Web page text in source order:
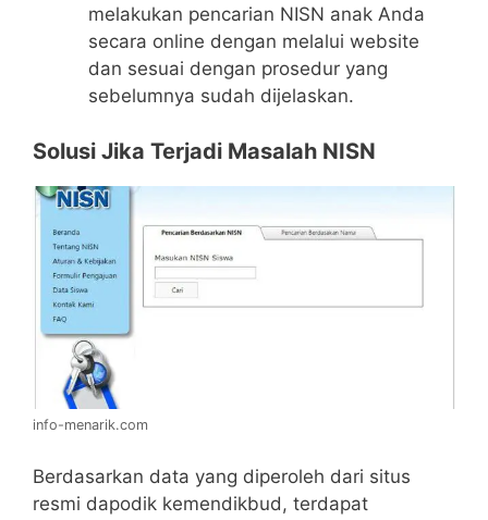
melakukan pencarian NISN anak Anda
secara online dengan melalui website
dan sesuai dengan prosedur yang
sebelumnya sudah dijelaskan.
Solusi Jika Terjadi Masalah NISN
info-menarik.com
Berdasarkan data yang diperoleh dari situs
resmi dapodik kemendikbud, terdapat